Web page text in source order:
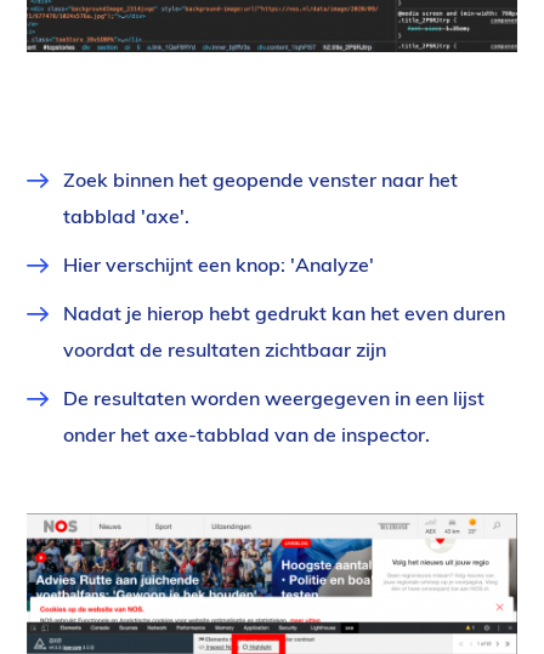
Zoek binnen het geopende venster naar het
tabblad 'axe'.
Hier verschijnt een knop: 'Analyze'
Nadat je hierop hebt gedrukt kan het even duren
voordat de resultaten zichtbaar zijn
De resultaten worden weergegeven in een lijst
onder het axe-tabblad van de inspector.